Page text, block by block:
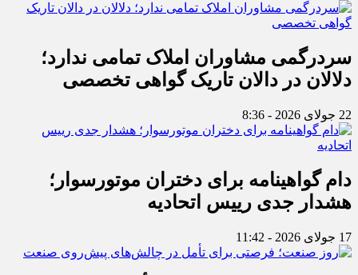
سردرگمی مشاوران املاک تمامی ندارد؛
دلالان در دالان تاریک گواهی تخصصی
22 جولای 2026 - 8:36
دام گواهینامه برای دختران موتورسوار؛
هشدار جدی رییس اتحادیه
17 جولای 2026 - 11:42